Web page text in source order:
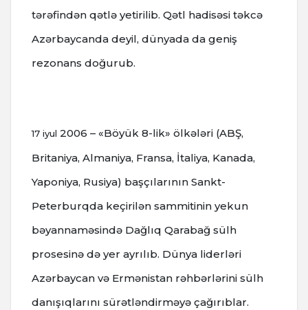
tərəfindən qətlə yetirilib. Qətl hadisəsi təkcə
Azərbaycanda deyil, dünyada da geniş
rezonans doğurub.
17 iyul 2006 – «Böyük 8-lik» ölkələri (ABŞ,
Britaniya, Almaniya, Fransa, İtaliya, Kanada,
Yaponiya, Rusiya) başçılarının Sankt-
Peterburqda keçirilən sammitinin yekun
bəyannaməsində Dağlıq Qarabağ sülh
prosesinə də yer ayrılıb. Dünya liderləri
Azərbaycan və Ermənistan rəhbərlərini sülh
danışıqlarını sürətləndirməyə çağırıblar.